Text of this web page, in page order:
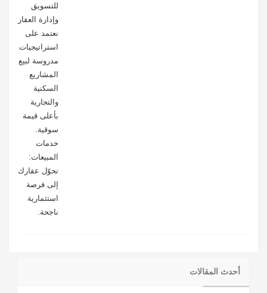
للتسويق
وإدارة العقار
نعتمد على
استراتيجيات
مدروسة لبيع
المشاريع
السكنية
والتجارية
بأعلى قيمة
سوقية.
خدمات
المبيعات:
نحوّل عقارك
إلى فرصة
استثمارية
ناجحة.
أحدث المقالات